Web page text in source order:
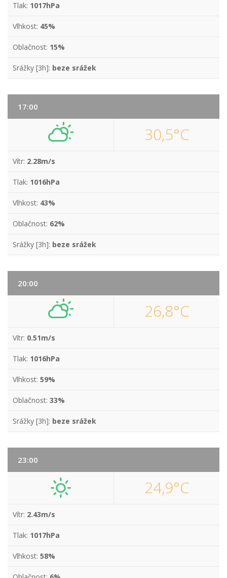
Tlak: 1017hPa
Vlhkost: 45%
Oblačnost: 15%
Srážky [3h]: beze srážek
17:00
30,5°C
Vítr: 2.28m/s
Tlak: 1016hPa
Vlhkost: 43%
Oblačnost: 62%
Srážky [3h]: beze srážek
20:00
26,8°C
Vítr: 0.51m/s
Tlak: 1016hPa
Vlhkost: 59%
Oblačnost: 33%
Srážky [3h]: beze srážek
23:00
24,9°C
Vítr: 2.43m/s
Tlak: 1017hPa
Vlhkost: 58%